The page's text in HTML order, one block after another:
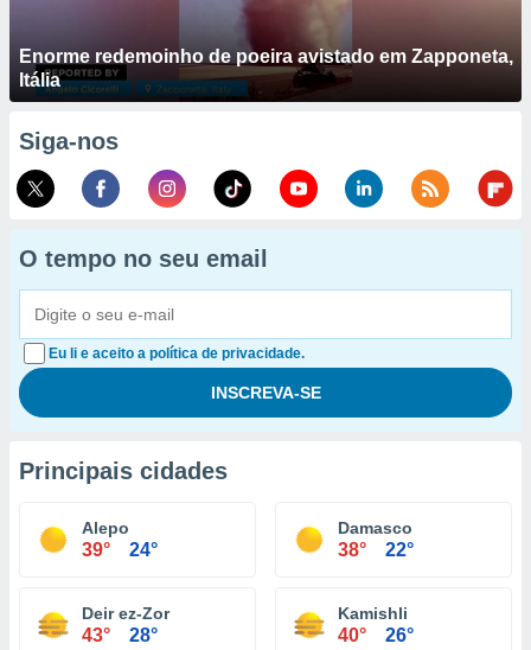
Enorme redemoinho de poeira avistado em Zapponeta,
Itália
Siga-nos
O tempo no seu email
Eu li e aceito a política de privacidade.
Principais cidades
Alepo
39° 24°
Damasco
38° 22°
Deir ez-Zor
43° 28°
Kamishli
40° 26°